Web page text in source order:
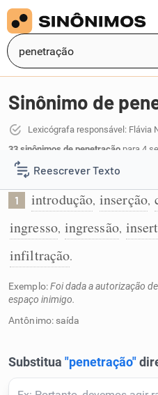
Reescrever Texto
Resumir Texto
Corrigir Texto
Detector de IA
Sinônimo de
Lexicógrafa responsável: Flávia
33 sinônimos de penetração para 4
Ato de introduzir:
1 introdução, inserção,
ingresso, ingressão,
infiltração.
Exemplo:Foi dada a autorização
espaço inimigo.
Antônimo: saída